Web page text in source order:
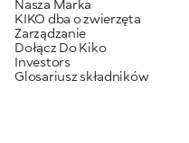
Nasza Marka
KIKO dba o zwierzęta
Zarządzanie
Dołącz Do Kiko
Investors
Glosariusz składników